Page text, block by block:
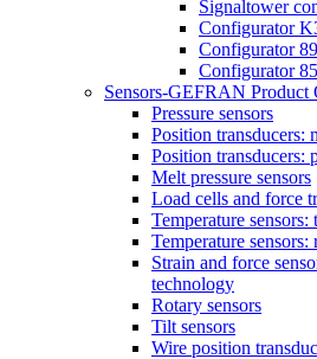
Signaltower
Configurator
Configurator
Configurator
Sensors-GEFRAN Product
Pressure sensors
Position transducers:
Position transducers:
Melt pressure sensors
Load cells and force
Temperature sensors:
Temperature sensors:
Strain and force
technology
Rotary sensors
Tilt sensors
Wire position